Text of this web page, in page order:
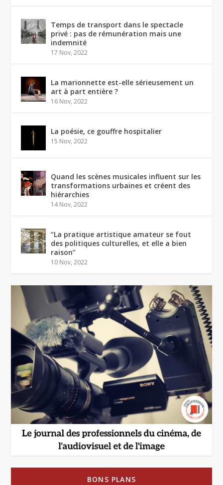
Temps de transport dans le spectacle
privé : pas de rémunération mais une
indemnité
17 Nov, 2022
La marionnette est-elle sérieusement un
art à part entière ?
16 Nov, 2022
La poésie, ce gouffre hospitalier
15 Nov, 2022
Quand les scènes musicales influent sur les
transformations urbaines et créent des
hiérarchies
14 Nov, 2022
“La pratique artistique amateur se fout
des politiques culturelles, et elle a bien
raison”
10 Nov, 2022
BONS PLANS